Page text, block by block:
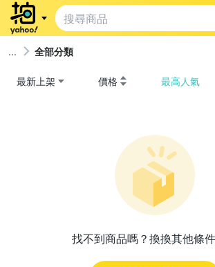
全部分類
最新上架 價格 最高人氣
找不到商品嗎？換換其他條件